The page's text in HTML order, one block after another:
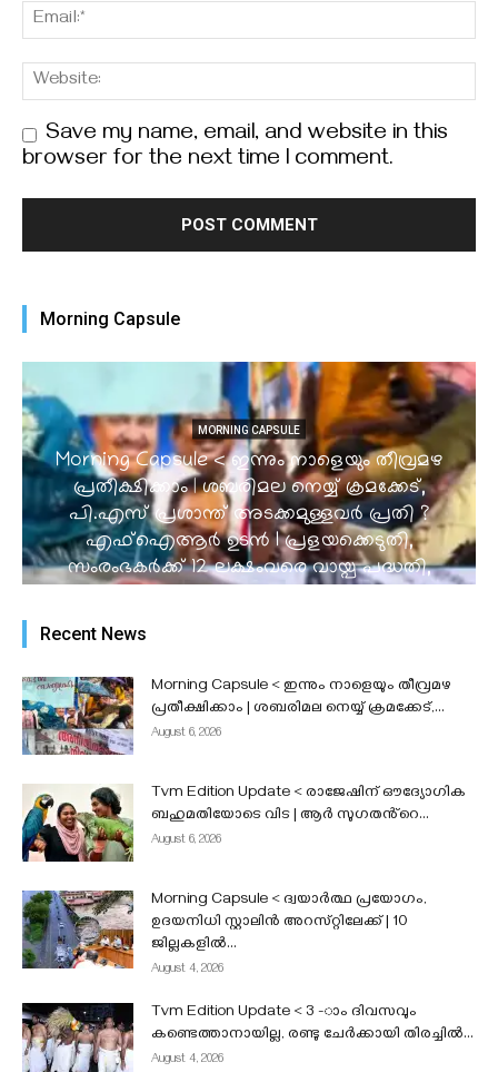
Save my name, email, and website in this
browser for the next time I comment.
Morning Capsule
MORNING CAPSULE
Morning Capsule < ഇന്നും നാളെയും തീവ്രമഴ
പ്രതീക്ഷിക്കാം | ശബരിമല നെയ്യ് ക്രമക്കേട്,
പി.എസ് പ്രശാന്ത് അടക്കമുള്ളവർ പ്രതി ?
എഫ്ഐആർ ഉടൻ I പ്രളയക്കെടുതി,
സംരംഭകർക്ക് 12 ലക്ഷംവരെ വായ്പ പദ്ധതി,
അധിഷ്ഠിതമാക്കുന്നത് പരിഗണനയിലെന്ന്
admin August 6, 2026
Recent News
Morning Capsule < ഇന്നും നാളെയും തീവ്രമഴ
പ്രതീക്ഷിക്കാം | ശബരിമല നെയ്യ് ക്രമക്കേട്,...
August 6, 2026
Tvm Edition Update < രാജേഷിന് ഔദ്യോഗിക
ബഹുമതിയോടെ വിട | ആർ സുഗതൻ്റെ...
August 6, 2026
Morning Capsule < ദ്വയാർത്ഥ പ്രയോഗം,
ഉദയനിധി സ്റ്റാലിൻ അറസ്‌റ്റിലേക്ക് | 10
ജില്ലകളിൽ...
August 4, 2026
Tvm Edition Update < 3 -ാം ദിവസവും
കണ്ടെത്താനായില്ല, രണ്ടു ചേർക്കായി തിരച്ചിൽ...
August 4, 2026